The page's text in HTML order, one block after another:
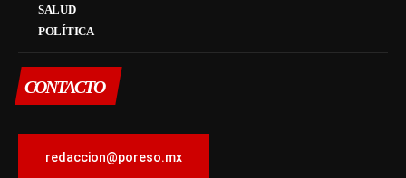
SALUD
POLÍTICA
CONTACTO
redaccion@poreso.mx